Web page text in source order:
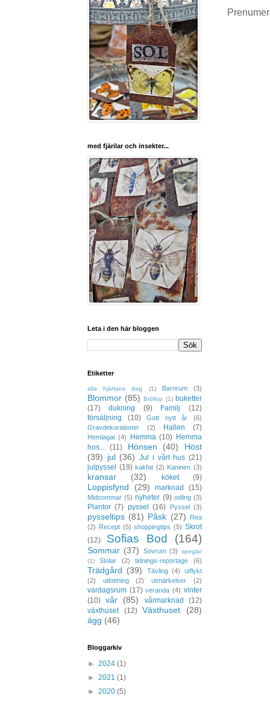
med fjärilar och insekter...
Leta i den här bloggen
Etiketter
alla hjärtans dag (1) Barnrum (3)
Blommor (85) Bröllop (1) buketter
(17)
dukning (9) Familj
(12)
försäljning
(10) Gott nytt år
(6)
Gravdekorationer
(2) Hallen (7)
Hemlagat (4) Hemma (10) Hemma
hos...
(11) Hönsen (40)
Höst
(39) jul (36) Jul i vårt hus (21)
julpyssel
(19) kakfat (2) Kaninen (3)
kransar (32) köket (9)
Loppisfynd (29) marknad (15)
Midsommar (5) nyheter (9) odling (3)
Plantor (7) pyssel (16) Pyssel (3)
pysseltips (81) Påsk (27)
Rea
(2) Recept (5) shoppingtips (5) Skrot
(12)
Sofias Bod (164)
Sommar (37) Sovrum (3)
speglar
(1)
Stolar (2) tidnings-reportage (6)
Trädgård (39) Tävling (4)
utflykt
(2)
utlottning (2) utmärkelser (2)
vardagsrum (17) veranda (4) vinter
(10) vår (85) vårmarknad
(12)
växthuset
(12) Växthuset
(28)
ägg (46)
Bloggarkiv
► 2024 (1)
► 2021 (1)
► 2020 (5)